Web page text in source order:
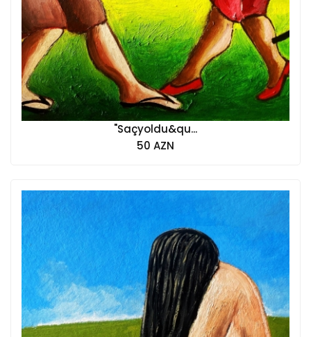
"Saçyoldu&qu...
50 AZN